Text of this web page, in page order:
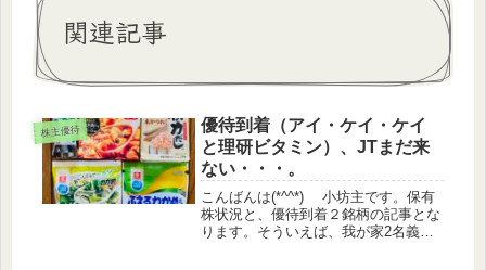
関連記事
株主優待
優待到着（アイ・ケイ・ケイ
と理研ビタミン）、JTまだ来
ない・・・。
こんばんは(*^^*) 小坊主です。保有
株状況と、優待到着２銘柄の記事とな
ります。そういえば、我が家2名義